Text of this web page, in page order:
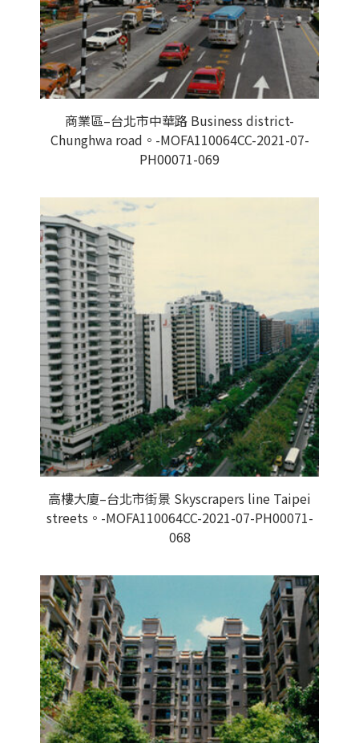
商業區–台北市中華路 Business district-
Chunghwa road。-MOFA110064CC-2021-07-
PH00071-069
高樓大廈–台北市街景 Skyscrapers line Taipei
streets。-MOFA110064CC-2021-07-PH00071-
068